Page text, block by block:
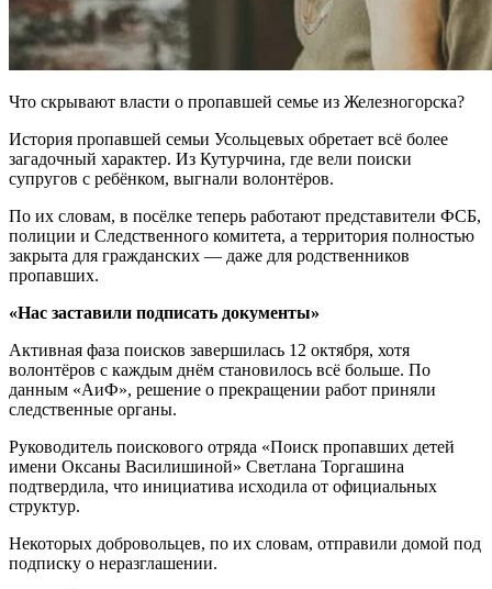
Что скрывают власти о пропавшей семье из Железногорска?
История пропавшей семьи Усольцевых обретает всё более
загадочный характер. Из Кутурчина, где вели поиски
супругов с ребёнком, выгнали волонтёров.
По их словам, в посёлке теперь работают представители ФСБ,
полиции и Следственного комитета, а территория полностью
закрыта для гражданских — даже для родственников
пропавших.
«Нас заставили подписать документы»
Активная фаза поисков завершилась 12 октября, хотя
волонтёров с каждым днём становилось всё больше. По
данным «АиФ», решение о прекращении работ приняли
следственные органы.
Руководитель поискового отряда «Поиск пропавших детей
имени Оксаны Василишиной» Светлана Торгашина
подтвердила, что инициатива исходила от официальных
структур.
Некоторых добровольцев, по их словам, отправили домой под
подписку о неразглашении.